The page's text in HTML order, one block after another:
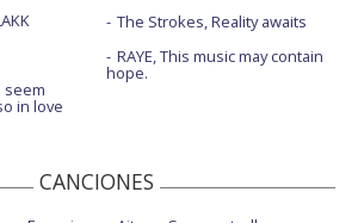
seem
in love
The Strokes, Reality awaits
RAYE, This music may contain
hope.
CANCIONES